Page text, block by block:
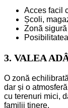
Acces facil
Școli,
Zonă
3. VALEA
O zonă
dar și o
cu terenuri mici,
familii tinere.